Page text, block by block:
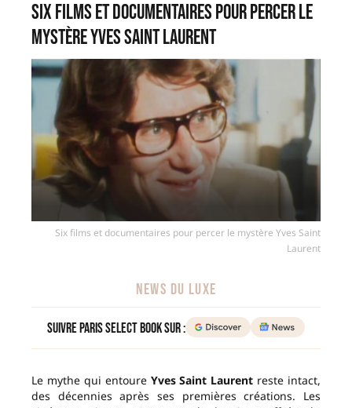
Six films et documentaires pour percer le
mystère Yves Saint Laurent
Six films et documentaires pour percer le mystère Yves Saint
Laurent
NEWS DU LUXE
Suivre Paris Select Book sur :
Le mythe qui entoure Yves Saint Laurent reste intact,
des décennies après ses premières créations. Les